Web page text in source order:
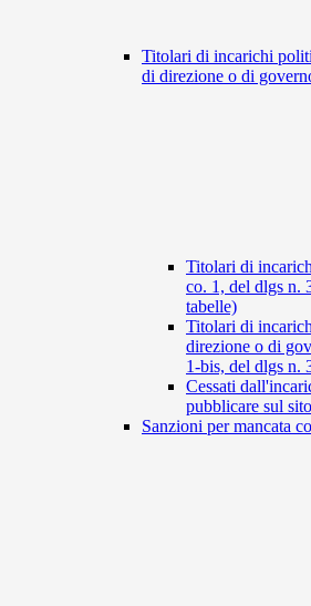
Titolari di incarichi
di direzione o di
Titolari di
co. 1, del dlgs n.
tabelle)
Titolari di
direzione o di
1-bis, del dlgs n.
Cessati
pubblicare sul
Sanzioni per mancata